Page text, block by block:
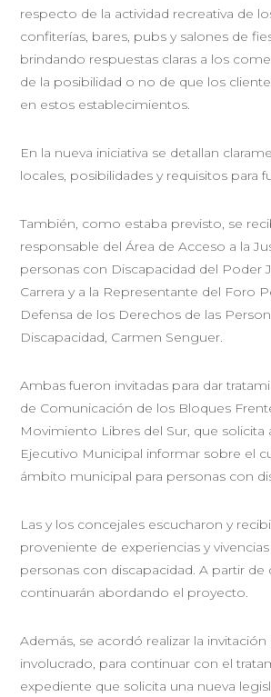
respecto de la actividad recreativa de
confiterías, bares, pubs y salones de
brindando respuestas claras a los
de la posibilidad o no de que los
en estos establecimientos.
En la nueva iniciativa se detallan
locales, posibilidades y requisitos para
También, como estaba previsto, se
responsable del Área de Acceso a la
personas con Discapacidad del Poder
Carrera y a la Representante del Foro
Defensa de los Derechos de las
Discapacidad, Carmen Senguer.
Ambas fueron invitadas para dar
de Comunicación de los Bloques
Movimiento Libres del Sur, que solicita
Ejecutivo Municipal informar sobre el
ámbito municipal para personas con
Las y los concejales escucharon y
proveniente de experiencias y
personas con discapacidad. A partir
continuarán abordando el proyecto.
Además, se acordó realizar la
involucrado, para continuar con el
expediente que solicita una nueva